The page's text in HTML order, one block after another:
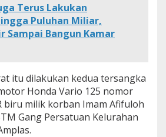
Terus Lakukan
Puluhan Miliar,
Sampai Bangun Kamar
itu dilakukan kedua tersangka
Honda Vario 125 nomor
biru milik korban Imam Afifuloh
Gang Persatuan Kelurahan